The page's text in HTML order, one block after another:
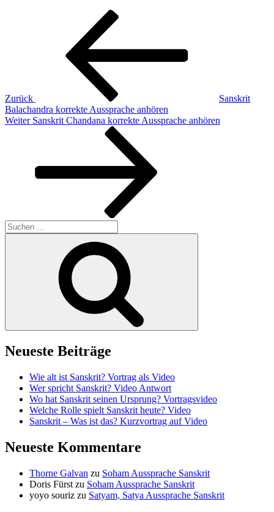
Beitragsnavigation
Zurück
Sanskrit
Balachandra korrekte Aussprache anhören
Nächster
Weiter Sanskrit Chandana korrekte Aussprache anhören
Suchen
nach:
Neueste Beiträge
Wie alt ist Sanskrit? Vortrag als Video
Wer spricht Sanskrit? Video Antwort
Wo hat Sanskrit seinen Ursprung? Vortragsvideo
Welche Rolle spielt Sanskrit heute? Video
Sanskrit – Was ist das? Kurzvortrag auf Video
Neueste Kommentare
Thorne Galvan zu Soham Aussprache Sanskrit
Doris Fürst zu Soham Aussprache Sanskrit
yoyo souriz zu Satyam, Satya Aussprache Sanskrit